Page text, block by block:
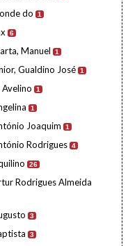
do 1
6
Manuel 1
Gualdino José 1
1
1
Joaquim 1
Rodrigues 4
26
Rodrigues Almeida
3
3